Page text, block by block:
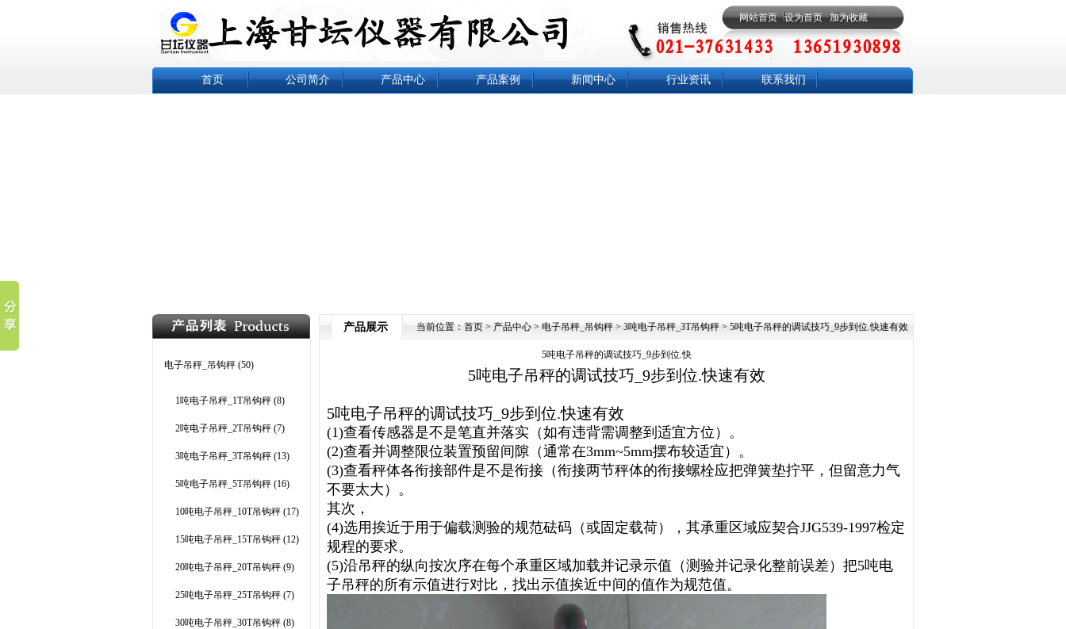
网站首页 设为首页 加为收藏
首页 公司简介 产品中心 产品案例 新闻中心 行业资讯 联系我们
电子吊秤_吊钩秤 (50)
1吨电子吊秤_1T吊钩秤 (8)
2吨电子吊秤_2T吊钩秤 (7)
3吨电子吊秤_3T吊钩秤 (13)
5吨电子吊秤_5T吊钩秤 (16)
10吨电子吊秤_10T吊钩秤 (17)
15吨电子吊秤_15T吊钩秤 (12)
20吨电子吊秤_20T吊钩秤 (9)
25吨电子吊秤_25T吊钩秤 (7)
30吨电子吊秤_30T吊钩秤 (8)
当前位置： 首页 > 产品中心 > 电子吊秤_吊钩秤 > 3吨电子吊秤_3T吊钩秤 > 5吨电子吊秤的调试技巧_9步到位.快速有效
产品展示
5吨电子吊秤的调试技巧_9步到位.快
5吨电子吊秤的调试技巧_9步到位.快速有效
5吨电子吊秤的调试技巧_9步到位.快速有效
(1)查看传感器是不是笔直并落实（如有违背需调整到适宜方位）。
(2)查看并调整限位装置预留间隙（通常在3mm~5mm摆布较适宜）。
(3)查看秤体各衔接部件是不是衔接（衔接两节秤体的衔接螺栓应把弹簧垫拧平，但留意力气
不要太大）。
其次，
(4)选用挨近于用于偏载测验的规范砝码（或固定载荷），其承重区域应契合JJG539-1997检定
规程的要求。
(5)沿吊秤的纵向按次序在每个承重区域加载并记录示值（测验并记录化整前误差）把5吨电
子吊秤的所有示值进行对比，找出示值挨近中间的值作为规范值。